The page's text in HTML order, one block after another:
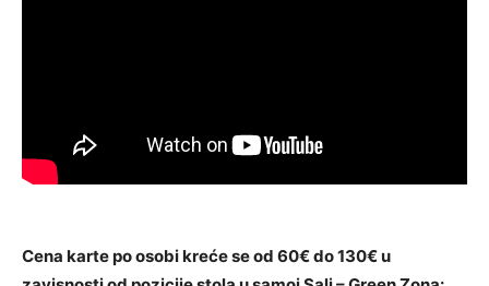
Cena karte po osobi kreće se od 60€ do 130€ u